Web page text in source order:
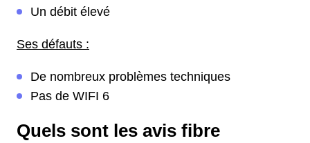
Un débit élevé
Ses défauts :
De nombreux problèmes techniques
Pas de WIFI 6
Quels sont les avis fibre